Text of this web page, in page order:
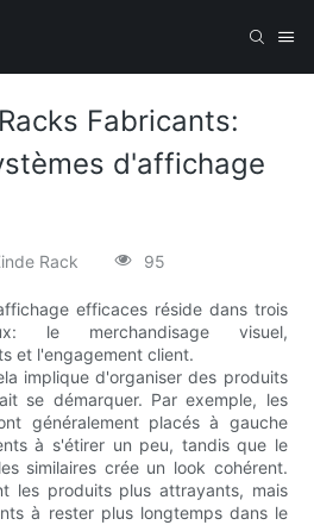
Fabricants:
d'affichage
Rack 95
efficaces réside dans trois
le merchandisage visuel,
et l'engagement client.
implique d'organiser des produits
se démarquer. Par exemple, les
généralement placés à gauche
à s'étirer un peu, tandis que le
similaires crée un look cohérent.
les produits plus attrayants, mais
à rester plus longtemps dans le